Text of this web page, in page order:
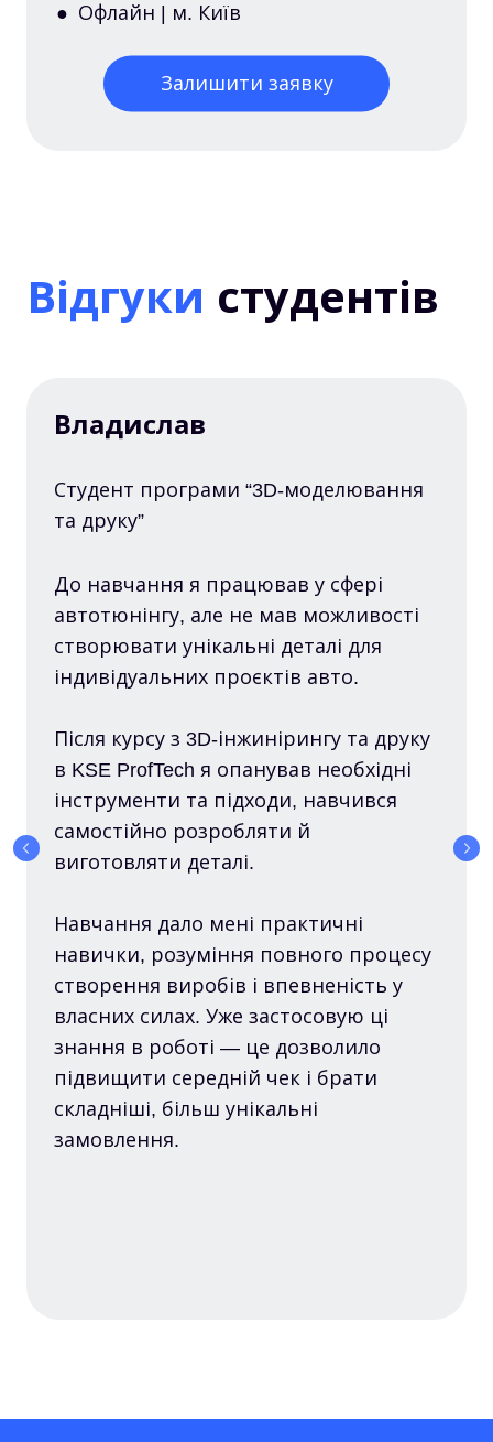
● Офлайн | м. Київ
Залишити заявку
Відгуки студентів
Владислав
Студент програми “3D-моделювання
та друку”
До навчання я працював у сфері
автотюнінгу, але не мав можливості
створювати унікальні деталі для
індивідуальних проєктів авто.
Після курсу з 3D-інжинірингу та друку
в KSE ProfTech я опанував необхідні
інструменти та підходи, навчився
самостійно розробляти й
виготовляти деталі.
Навчання дало мені практичні
навички, розуміння повного процесу
створення виробів і впевненість у
власних силах. Уже застосовую ці
знання в роботі — це дозволило
підвищити середній чек і брати
складніші, більш унікальні
замовлення.